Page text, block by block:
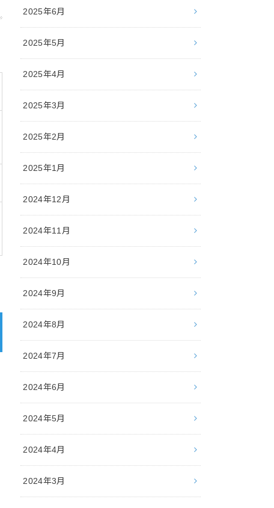
2025年6月
2025年5月
2025年4月
2025年3月
2025年2月
2025年1月
2024年12月
2024年11月
2024年10月
2024年9月
2024年8月
2024年7月
2024年6月
2024年5月
2024年4月
2024年3月